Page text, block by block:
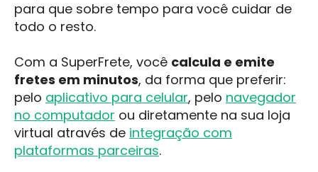
para que sobre tempo para você cuidar de
todo o resto.
Com a SuperFrete, você calcula e emite
fretes em minutos, da forma que preferir:
pelo aplicativo para celular, pelo navegador
no computador ou diretamente na sua loja
virtual através de integração com
plataformas parceiras.